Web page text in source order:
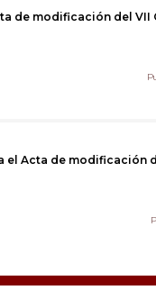
de modificación del
el Acta de modificación